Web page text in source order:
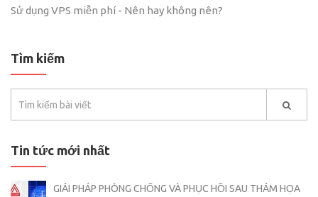
Sử dụng VPS miễn phí - Nên hay không nên?
Tìm kiếm
Tin tức mới nhất
GIẢI PHÁP PHÒNG CHỐNG VÀ PHỤC HỒI SAU THẢM HỌA